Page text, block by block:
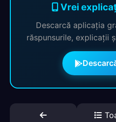
Vrei
Descarcă aplicația
răspunsurile, explicații